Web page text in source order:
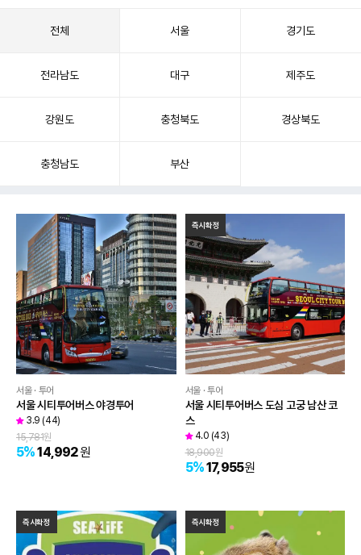
전체 서울 경기도
전라남도 대구 제주도
강원도 충청북도 경상북도
충청남도 부산
서울 · 투어
서울 시티투어버스 야경투어
3.9 (44)
15,781원
5%14,992원
즉시확정
서울 · 투어
서울 시티투어버스 도심 고궁 남산 코
스
4.0 (43)
18,900원
5%17,955원
즉시확정 즉시확정